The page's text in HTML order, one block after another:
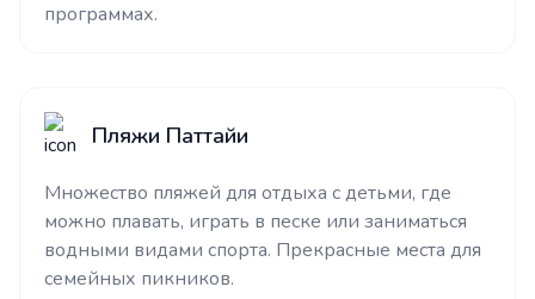
программах.
Пляжи Паттайи
Множество пляжей для отдыха с детьми, где
можно плавать, играть в песке или заниматься
водными видами спорта. Прекрасные места для
семейных пикников.